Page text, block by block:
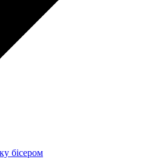
бісером